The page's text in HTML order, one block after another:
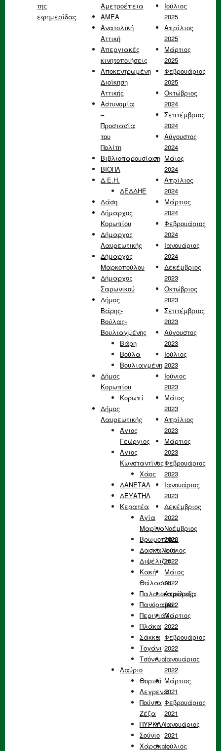
της
εφημερίδας
Αμετροέπεια
ΑΜΕΑ
Ανατολική
Αττική
Απεργιακές
κινητοποιήσεις
Αποκεντρωμένη
Διοίκηση
Αττικής
Αστυνομία
–
Προστασία
του
Πολίτη
Βιβλιοπαρουσίαση
ΒΙΟΠΑ
Δ.Ε.Η.
ΔΕΔΔΗΕ
Δάση
Δήμαρχος
Κορωπίου
Δήμαρχος
Λαυρεωτικής
Δήμαρχος
Μαρκοπούλου
Δήμαρχος
Σαρωνικού
Δήμος
Βάρης-
Βούλας-
Βουλιαγμένης
Βάρη
Βούλα
Βουλιαγμένη
Δήμος
Κορωπίου
Κορωπί
Δήμος
Λαυρεωτικής
Άγιος
Γεώργιος
Άγιος
Κωνσταντίνος
Χάος
ΔΑΝΕΤΑΛ
ΔΕΥΑΤΗΛ
Κερατέα
Αγία
Μαρίνα
Βρωμοπούσι
Δασκαλειό
Διψέλιζα
Κακή
Θάλασσα
Παλαιοκαμάριζα
Πανόραμα
Περιγιάλι
Πλάκα
Σάκκα
Τογάνι
Τσόνιμα
Λαύριο
Θορικό
Λεγρενά
Πούντα
Ζέζα
ΠΥΡΚΑΛ
Σούνιο
Χάρακας
Ιούλιος
2025
Απρίλιος
2025
Μάρτιος
2025
Φεβρουάριος
2025
Οκτώβριος
2024
Σεπτέμβριος
2024
Αύγουστος
2024
Μάιος
2024
Απρίλιος
2024
Μάρτιος
2024
Φεβρουάριος
2024
Ιανουάριος
2024
Δεκέμβριος
2023
Οκτώβριος
2023
Σεπτέμβριος
2023
Αύγουστος
2023
Ιούλιος
2023
Ιούνιος
2023
Μάιος
2023
Απρίλιος
2023
Μάρτιος
2023
Φεβρουάριος
2023
Ιανουάριος
2023
Δεκέμβριος
2022
Νοέμβριος
2022
Ιούνιος
2022
Μάιος
2022
Απρίλιος
2022
Μάρτιος
2022
Φεβρουάριος
2022
Ιανουάριος
2022
Μάρτιος
2021
Φεβρουάριος
2021
Ιανουάριος
2021
Ιούλιος